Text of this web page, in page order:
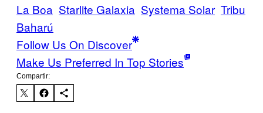
La Boa Starlite Galaxia Systema Solar Tribu
Baharú
Follow Us On Discover
Make Us Preferred In Top Stories
Compartir: